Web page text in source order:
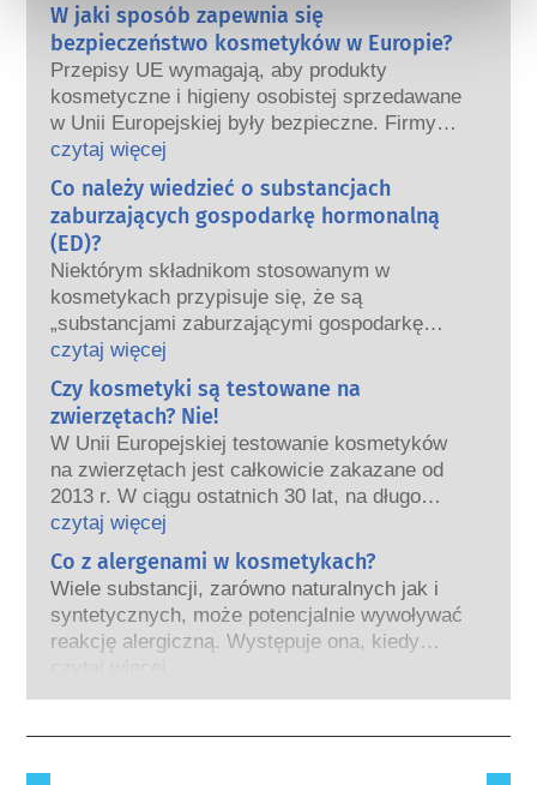
W jaki sposób zapewnia się
bezpieczeństwo kosmetyków w Europie?
Przepisy UE wymagają, aby produkty
kosmetyczne i higieny osobistej sprzedawane
w Unii Europejskiej były bezpieczne. Firmy
oraz krajowe i europejskie organy regulacyjne
wspólnie ponoszą odpowiedzialność za
bezpieczeństwo produktów kosmetycznych.
czytaj więcej
Co należy wiedzieć o substancjach
zaburzających gospodarkę hormonalną
(ED)?
Niektórym składnikom stosowanym w
kosmetykach przypisuje się, że są
„substancjami zaburzającymi gospodarkę
hormonalną”, ponieważ mogą naśladować
niektóre właściwości naszych hormonów.
Tylko dlatego, że coś może naśladować
hormon, nie oznacza to, że zakłóci
prawidłowe funkcjonowanie układu
hormonalnego.
Wiele substancji, w tym te naturalne,
naśladuje hormony. Bardzo niewiele
substancji jednak, a są to głównie leki o
silnym działaniu, ma potwierdzone działanie
powodujące zaburzenia układu hormonalnego.
Rygorystyczne oceny bezpieczeństwa
produktów przeprowadzane przez
czytaj więcej
Czy kosmetyki są testowane na
zwierzętach? Nie!
W Unii Europejskiej testowanie kosmetyków
na zwierzętach jest całkowicie zakazane od
2013 r. W ciągu ostatnich 30 lat, na długo
przed wprowadzeniem zakazu, przemysł
kosmetyczny inwestował w badania i rozwój,
tak aby stworzyć pionierskie alternatywy dla
testowania na zwierzętach w celu oceny
bezpieczeństwa składników i produktów
kosmetycznych.
czytaj więcej
Co z alergenami w kosmetykach?
Wiele substancji, zarówno naturalnych jak i
syntetycznych, może potencjalnie wywoływać
reakcję alergiczną. Występuje ona, kiedy
układ odpornościowy danej osoby zareaguje
czytaj więcej